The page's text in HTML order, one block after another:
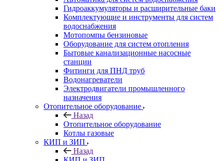
Гидроаккумуляторы и расширительные баки
Комплектующие и инструменты для систем
водоснабжения
Мотопомпы бензиновые
Оборудование для систем отопления
Бытовые канализационные насосные
станции
Фитинги для ПНД труб
Водонагреватели
Электродвигатели промышленного
назначения
Отопительное оборудование
Назад
Отопительное оборудование
Котлы газовые
КИП и ЗИП
Назад